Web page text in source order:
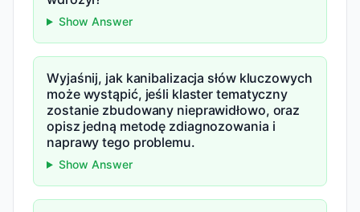
Show Answer
Wyjaśnij, jak kanibalizacja słów kluczowych
może wystąpić, jeśli klaster tematyczny
zostanie zbudowany nieprawidłowo, oraz
opisz jedną metodę zdiagnozowania i
naprawy tego problemu.
Show Answer